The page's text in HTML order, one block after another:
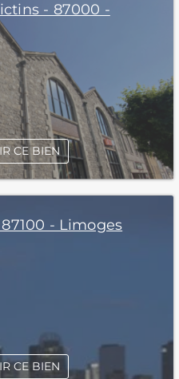
- 87000 -
CE BIEN
- Limoges
CE BIEN